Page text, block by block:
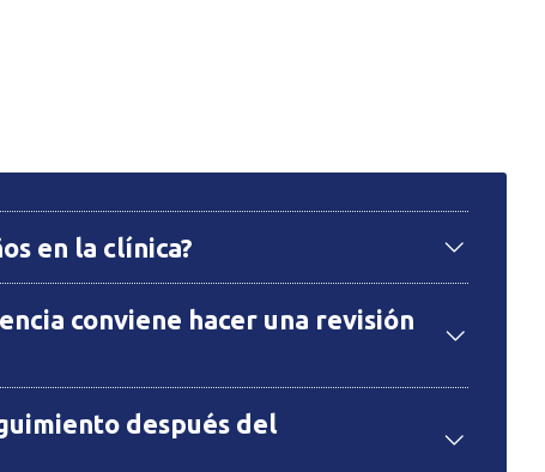
en la clínica?
conviene hacer una revisión
después del